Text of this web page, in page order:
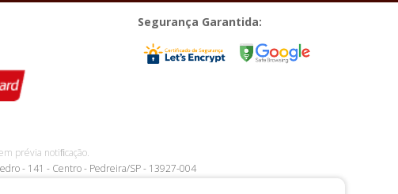
Segurança Garantida:
prévia notiﬁcação.
- 141 - Centro - Pedreira/SP - 13927-004